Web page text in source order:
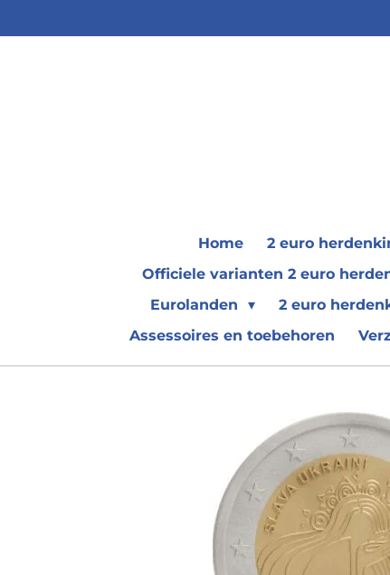
direct
Home 2 euro
Officiele varianten 2 euro
Eurolanden
2 euro
Assessoires en toebehoren